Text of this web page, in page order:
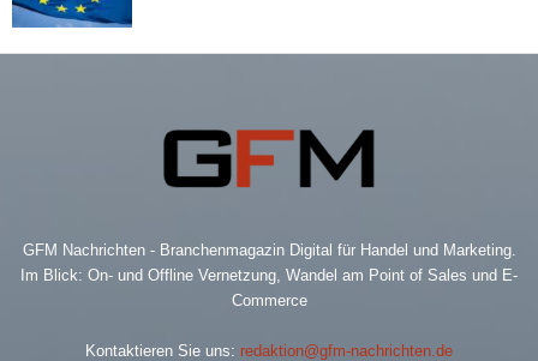
GFM Nachrichten - Branchenmagazin Digital für Handel und Marketing.
Im Blick: On- und Offline Vernetzung, Wandel am Point of Sales und E-
Commerce
Kontaktieren Sie uns: redaktion@gfm-nachrichten.de